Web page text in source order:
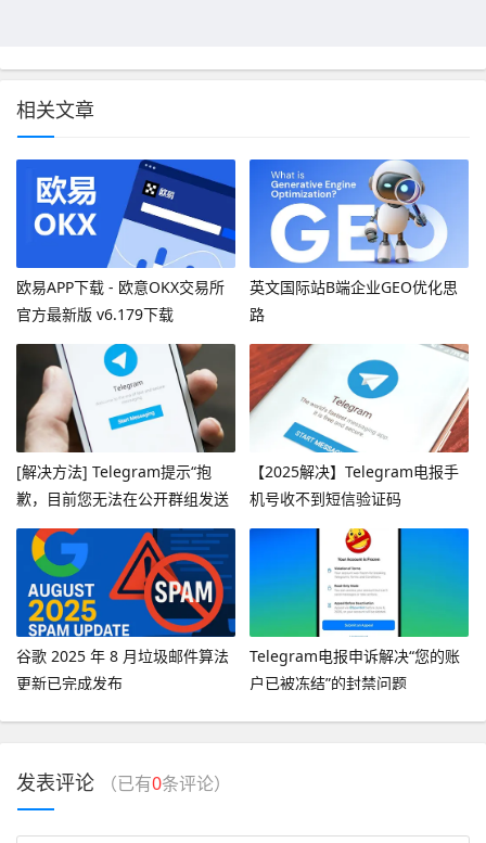
相关文章
欧易APP下载 - 欧意OKX交易所
官方最新版 v6.179下载
英文国际站B端企业GEO优化思
路
[解决方法] Telegram提示“抱
歉，目前您无法在公开群组发送
消息”
【2025解决】Telegram电报手
机号收不到短信验证码
谷歌 2025 年 8 月垃圾邮件算法
更新已完成发布
Telegram电报申诉解决“您的账
户已被冻结”的封禁问题
发表评论 （已有0条评论）